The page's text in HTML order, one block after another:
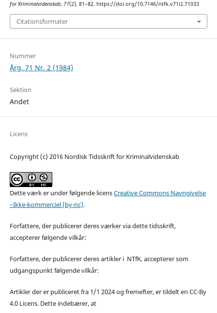
for Kriminalvidenskab, 71(2), 81–82. https://doi.org/10.7146/ntfk.v71i2.71033
Citationsformater
Nummer
Årg. 71 Nr. 2 (1984)
Sektion
Andet
Licens
Copyright (c) 2016 Nordisk Tidsskrift for Kriminalvidenskab
Dette værk er under følgende licensCreative Commons Navngivelse
–Ikke-kommerciel (by-nc).
Forfattere, der publicerer deres værker via dette tidsskrift,
accepterer følgende vilkår:
Forfattere, der publicerer deres artikler i NTfK, accepterer som
udgangspunkt følgende vilkår:
Artikler der er publiceret fra 1/1 2024 og fremefter, er tildelt en CC-By
4.0 Licens. Dette indebærer, at